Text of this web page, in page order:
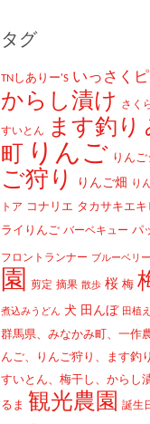
タグ
TNしありー'S いっさく
からし漬け さく
すいとん ます釣り
町
りんご りん
ご狩り
りんご畑 り
トア コナリエ タカサキエキ
ライりんご バーベキュー パ
フロントランナー ブルーベリー
園
剪定 摘果 散歩 桜 梅
煮込みうどん 犬 田んぼ 田植え
群馬県、みなかみ町、一作
んご、りんご狩り、ます釣
すいとん、梅干し、からし
るま 観光農園 誕生